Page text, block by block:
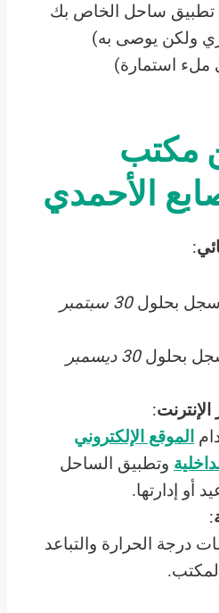
تطبيق ساحل الخاص بك
ولكن يوصى به)
ملء استمارة)
مكتب
الأحمدي
:
بحلول
30 سبتمبر
بحلول
30 ديسمبر
الإنترنت:
الموقع الإلكتروني
وتطبيق الساحل
أو إدارتها.
:
درجة الحرارة والتباعد